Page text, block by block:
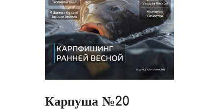
Карпуша №20